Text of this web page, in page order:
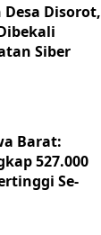
Disorot,
Siber
Barat:
527.000
Se-